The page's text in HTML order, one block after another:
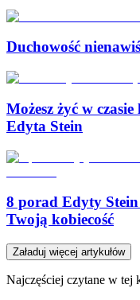
Duchowość
Możesz żyć w
Edyta Stein
8 porad Edyty
Twoją kobiecość
Załaduj więcej artykułów
Najczęściej czytane w tej